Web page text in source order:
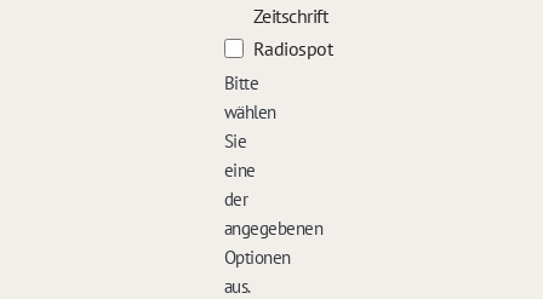
Zeitschrift
Radiospot
Bitte
wählen
Sie
eine
der
angegebenen
Optionen
aus.